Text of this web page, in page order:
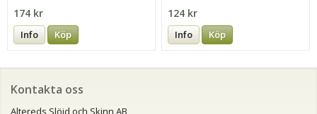
174 kr
Info Köp
124 kr
Info Köp
Kontakta oss
Altereds Slöjd och Skinn AB